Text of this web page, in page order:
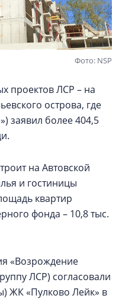
Фото: NSP
проектов ЛСР – на
острова, где
заявил более 404,5
на Автовской
и гостиницы
квартир
фонда – 10,8 тыс.
«Возрождение
ЛСР) согласовали
ЖК «Пулково Лейк» в